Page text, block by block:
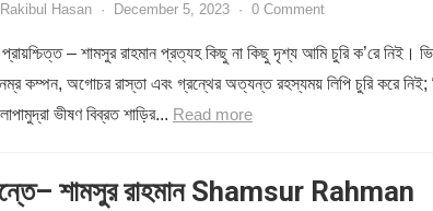
Rakibul Hasan · December 5, 2023 · 0 Comment
প্রায়শ্চিত্ত – শামসুর রাহমান প্রত্যহ কিছু না কিছু দৃশ্য আমি চুরি ক’রে নিই।
কম্পন, অগোচর রাস্তা এবং গ্রন্থের অত্যন্ত রহস্যময় লিপি চুরি করে নিই;
ভীষণ বিব্রত শাড়ির... Read more
শামসুর রাহমান Shamsur Rahman